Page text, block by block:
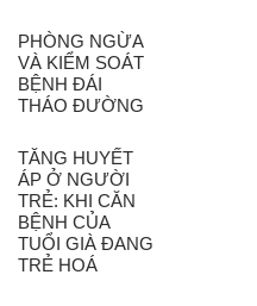
PHÒNG NGỪA
VÀ KIỂM SOÁT
BỆNH ĐÁI
THÁO ĐƯỜNG
TĂNG HUYẾT
ÁP Ở NGƯỜI
TRẺ: KHI CĂN
BỆNH CỦA
TUỔI GIÀ ĐANG
TRẺ HOÁ